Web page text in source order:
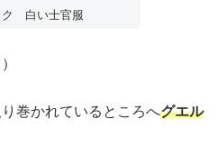
ク 白い士官服
巻かれているところへグエル